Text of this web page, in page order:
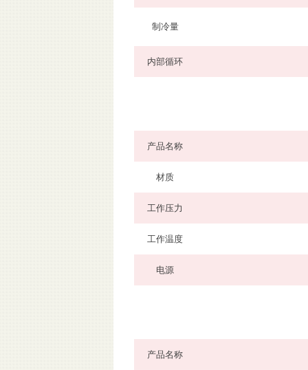
制冷量
内部循环
产品名称
材质
工作压力
工作温度
电源
产品名称